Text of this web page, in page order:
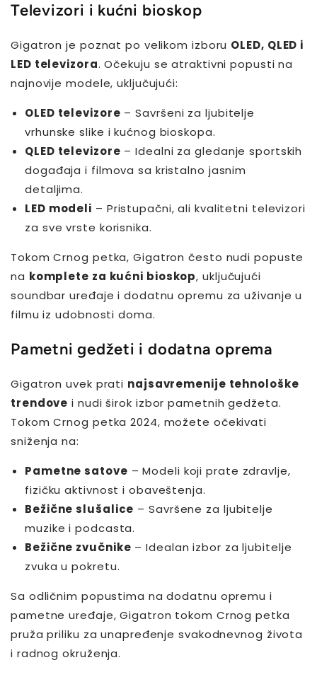
Televizori i kućni bioskop
Gigatron je poznat po velikom izboru OLED, QLED i
LED televizora. Očekuju se atraktivni popusti na
najnovije modele, uključujući:
OLED televizore – Savršeni za ljubitelje
vrhunske slike i kućnog bioskopa.
QLED televizore – Idealni za gledanje sportskih
događaja i filmova sa kristalno jasnim
detaljima.
LED modeli – Pristupačni, ali kvalitetni televizori
za sve vrste korisnika.
Tokom Crnog petka, Gigatron često nudi popuste
na komplete za kućni bioskop, uključujući
soundbar uređaje i dodatnu opremu za uživanje u
filmu iz udobnosti doma.
Pametni gedžeti i dodatna oprema
Gigatron uvek prati najsavremenije tehnološke
trendove i nudi širok izbor pametnih gedžeta.
Tokom Crnog petka 2024, možete očekivati
sniženja na:
Pametne satove – Modeli koji prate zdravlje,
fizičku aktivnost i obaveštenja.
Bežične slušalice – Savršene za ljubitelje
muzike i podcasta.
Bežične zvučnike – Idealan izbor za ljubitelje
zvuka u pokretu.
Sa odličnim popustima na dodatnu opremu i
pametne uređaje, Gigatron tokom Crnog petka
pruža priliku za unapređenje svakodnevnog života
i radnog okruženja.